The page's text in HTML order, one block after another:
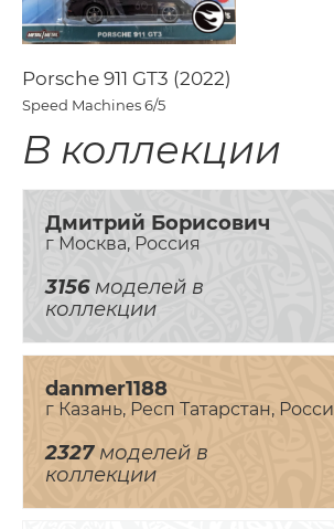
Porsche 911 GT3 (2022)
Speed Machines6/5
В коллекции
Дмитрий Борисович
г Москва, Россия
3156моделей в
коллекции
danmer1188
г Казань, Респ Татарстан,
2327моделей в
коллекции